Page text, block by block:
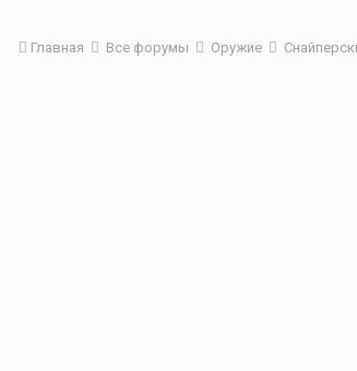
Главная Все форумы Оружие